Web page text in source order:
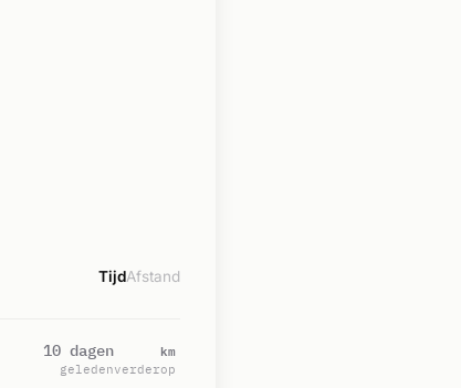
TijdAfstand
10 dagen
geleden
km
verderop